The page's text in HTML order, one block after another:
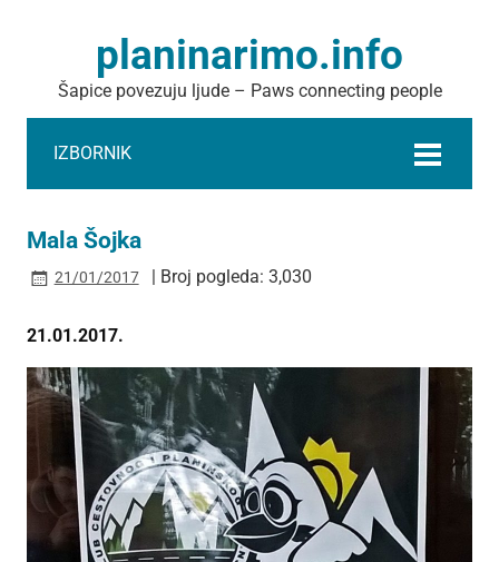
planinarimo.info
Šapice povezuju ljude – Paws connecting people
IZBORNIK
Mala Šojka
21/01/2017 | Broj pogleda: 3,030
21.01.2017.